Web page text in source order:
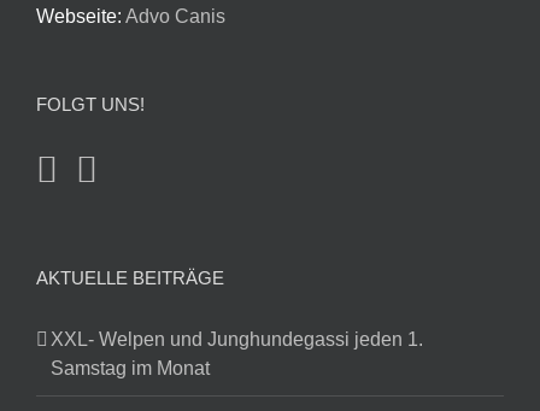
Webseite: Advo Canis
FOLGT UNS!
AKTUELLE BEITRÄGE
XXL- Welpen und Junghundegassi jeden 1.
Samstag im Monat